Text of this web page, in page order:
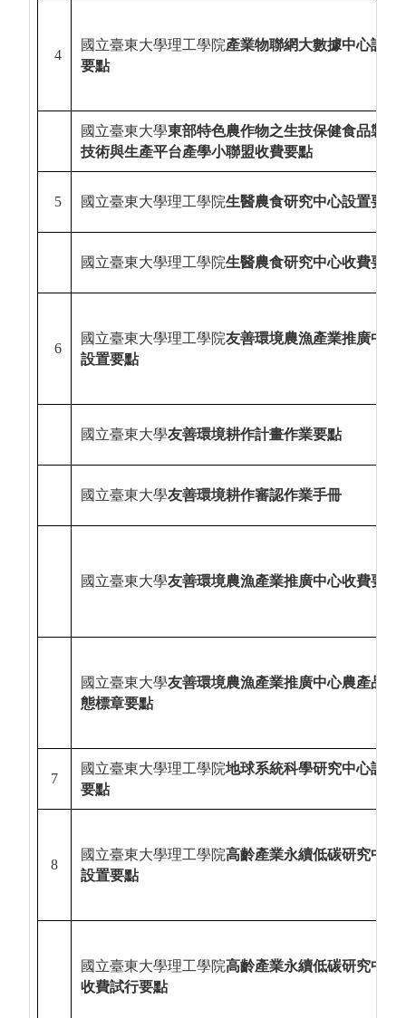
4
國立臺東大學理工學院產業物聯網大數據中心設置
要點
國立臺東大學東部特色農作物之生技保健食品製程
技術與生產平台產學小聯盟收費要點
5 國立臺東大學理工學院生醫農食研究中心設置要點
國立臺東大學理工學院生醫農食研究中心收費要點
6
國立臺東大學理工學院友善環境農漁產業推廣中心
設置要點
國立臺東大學友善環境耕作計畫作業要點
國立臺東大學友善環境耕作審認作業手冊
國立臺東大學友善環境農漁產業推廣中心收費要點
國立臺東大學友善環境農漁產業推廣中心農產品生
態標章要點
7
國立臺東大學理工學院地球系統科學研究中心設置
要點
8
國立臺東大學理工學院高齡產業永續低碳研究中心
設置要點
國立臺東大學理工學院高齡產業永續低碳研究中心
收費試行要點